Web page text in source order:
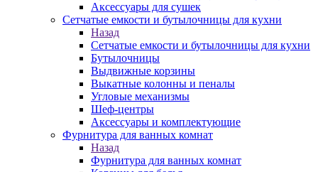
Аксессуары для сушек
Сетчатые емкости и бутылочницы для кухни
Назад
Сетчатые емкости и бутылочницы для кухни
Бутылочницы
Выдвижные корзины
Выкатные колонны и пеналы
Угловые механизмы
Шеф-центры
Аксессуары и комплектующие
Фурнитура для ванных комнат
Назад
Фурнитура для ванных комнат